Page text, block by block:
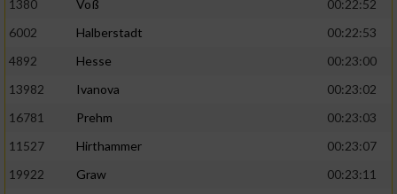
1380
Voß
00:22:52
6002
Halberstadt
00:22:53
4892
Hesse
00:23:00
13982
Ivanova
00:23:02
16781
Prehm
00:23:03
11527
Hirthammer
00:23:07
19922
Graw
00:23:11